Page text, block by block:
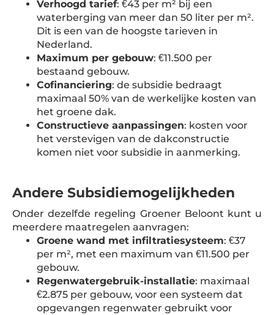
Verhoogd tarief: €43 per m² bij een
waterberging van meer dan 50 liter per m².
Dit is een van de hoogste tarieven in
Nederland.
Maximum per gebouw: €11.500 per
bestaand gebouw.
Cofinanciering: de subsidie bedraagt
maximaal 50% van de werkelijke kosten van
het groene dak.
Constructieve aanpassingen: kosten voor
het verstevigen van de dakconstructie
komen niet voor subsidie in aanmerking.
Andere Subsidiemogelijkheden
Onder dezelfde regeling Groener Beloont kunt u
meerdere maatregelen aanvragen:
Groene wand met infiltratiesysteem: €37
per m², met een maximum van €11.500 per
gebouw.
Regenwatergebruik-installatie: maximaal
€2.875 per gebouw, voor een systeem dat
opgevangen regenwater gebruikt voor